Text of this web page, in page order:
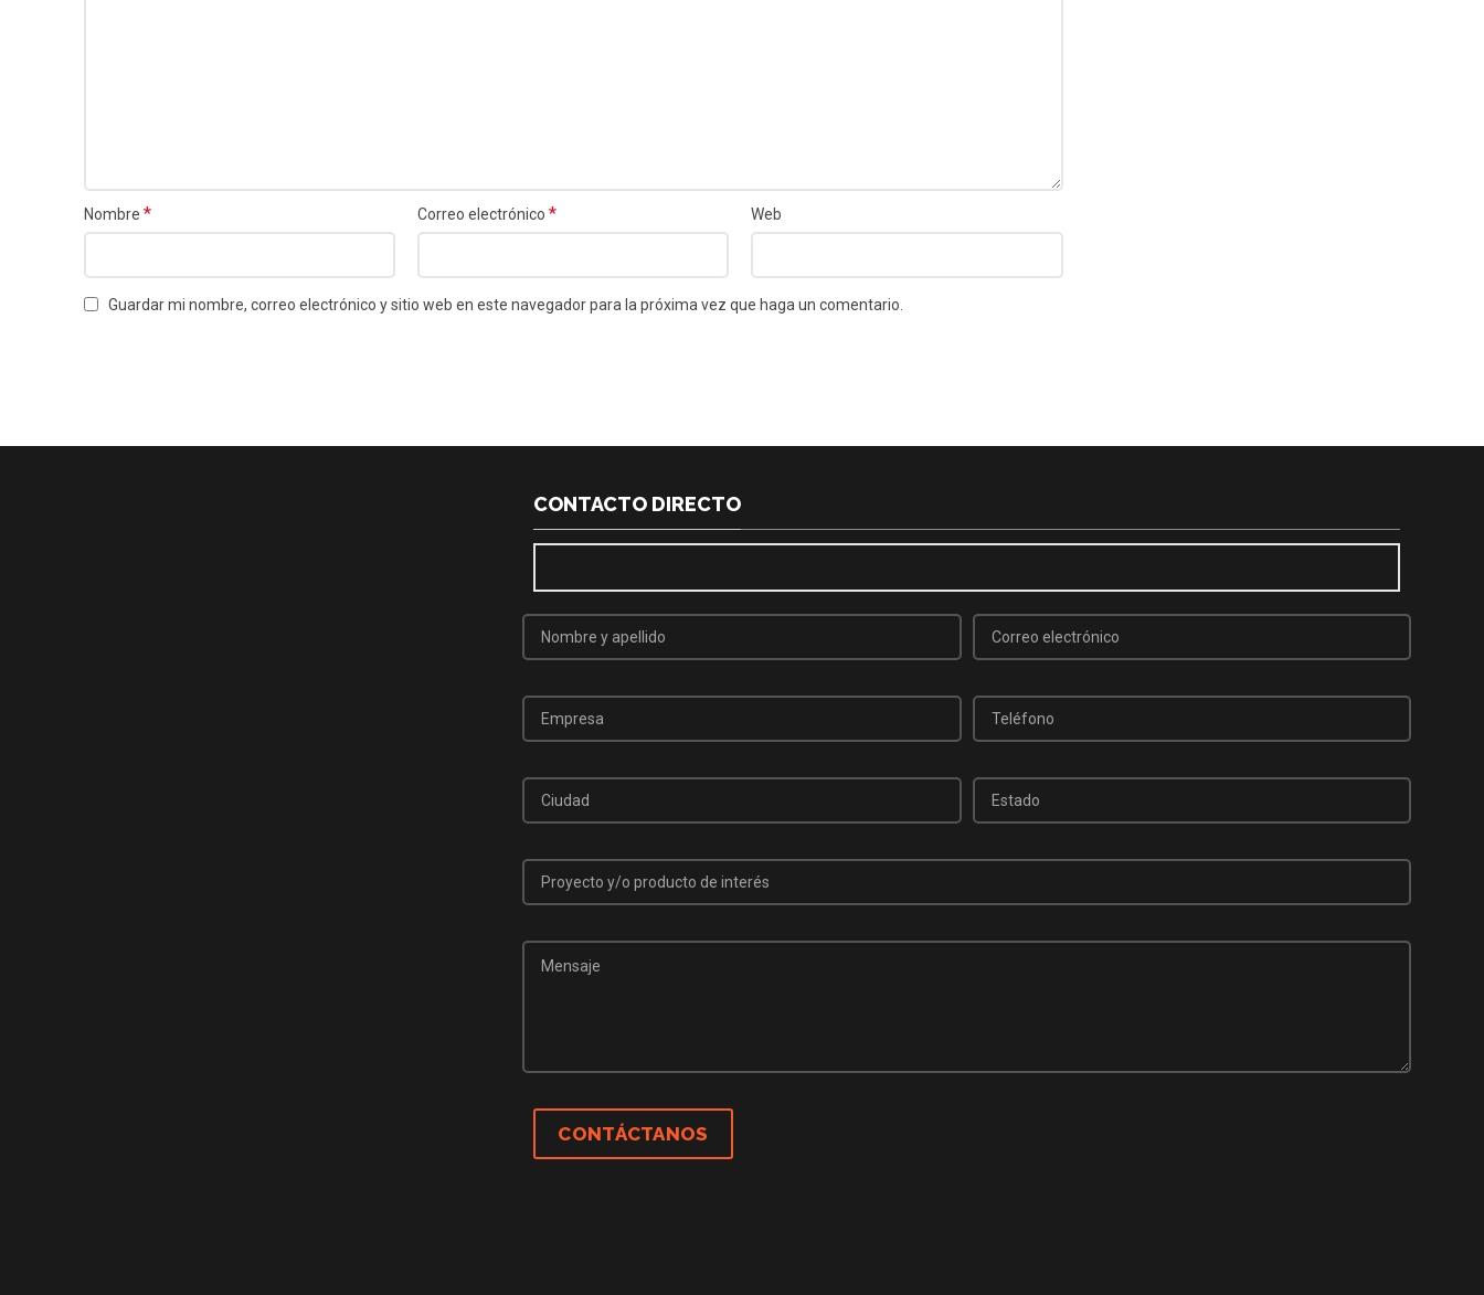
Nombre * Correo electrónico* Web
Guardar mi nombre, correo electrónico y sitio web en este navegador para la próxima vez que haga un comentario.
CONTACTO DIRECTO